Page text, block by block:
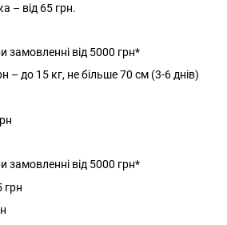
– від 65 грн.
замовленні від 5000 грн*
– до 15 кг, не більше 70 см (3-6 днів)
замовленні від 5000 грн*
грн